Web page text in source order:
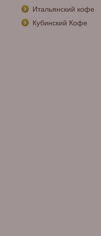
Итальянский кофе
Кубинский Кофе